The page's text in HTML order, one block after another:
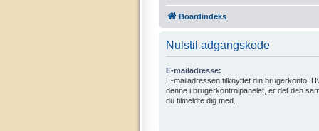
Boardindeks
Nulstil adgangskode
E-mailadresse:
E-mailadressen tilknyttet din brugerkonto.
denne i brugerkontrolpanelet, er det den
du tilmeldte dig med.